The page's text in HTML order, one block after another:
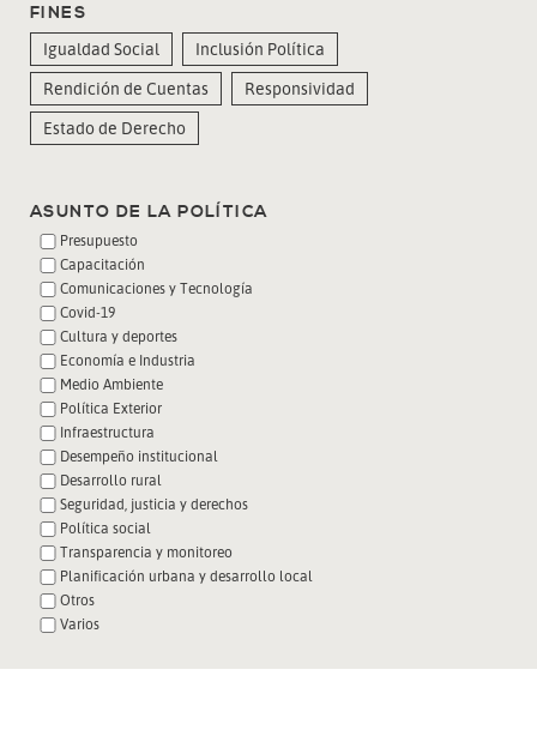
FINES
Igualdad Social
Inclusión Política
Rendición de Cuentas
Responsividad
Estado de Derecho
ASUNTO DE LA POLÍTICA
Presupuesto
Capacitación
Comunicaciones y Tecnología
Covid-19
Cultura y deportes
Economía e Industria
Medio Ambiente
Política Exterior
Infraestructura
Desempeño institucional
Desarrollo rural
Seguridad, justicia y derechos
Política social
Transparencia y monitoreo
Planificación urbana y desarrollo local
Otros
Varios